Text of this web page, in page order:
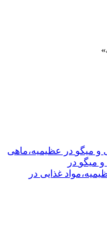
»
و میگو در عظیمیه،ماهی
میگو در
،مواد غذایی در